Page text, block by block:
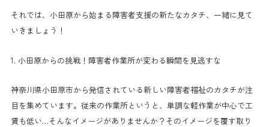
それでは、小田原から始まる障害者支援の新たなカタチ、一緒に見て
いきましょう！
1. 小田原からの挑戦！障害者作業所が変わる瞬間を見逃すな
神奈川県小田原市から発信されている新しい障害者福祉のカタチが注
目を集めています。従来の作業所というと、単調な軽作業が中心で工
賃も低い…そんなイメージがありませんか？そのイメージを覆す取り